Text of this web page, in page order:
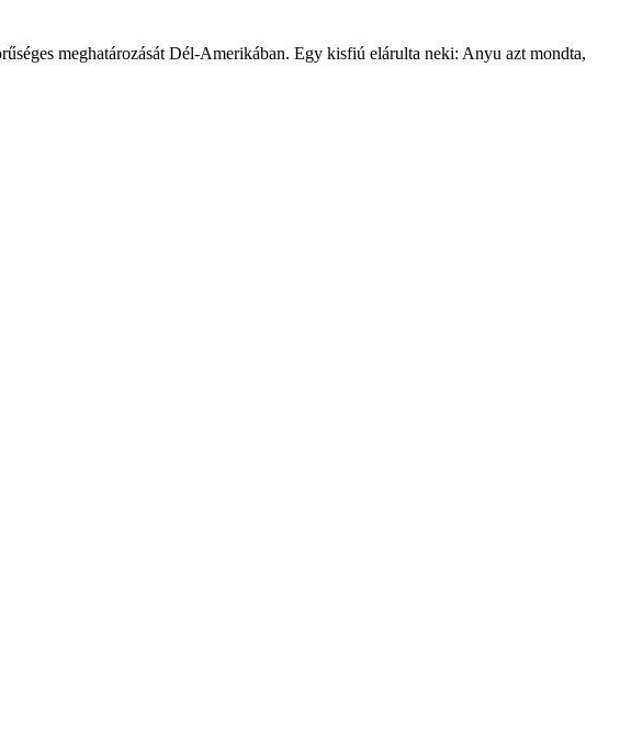
meghatározását Dél-Amerikában. Egy kisfiú elárulta neki: Anyu azt mondta,